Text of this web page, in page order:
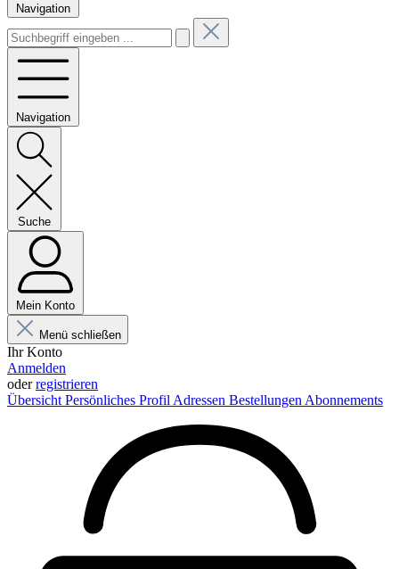
Navigation
Navigation
Suche
Mein Konto
Menü schließen
Ihr Konto
Anmelden
oderregistrieren
Übersicht Persönliches Profil Adressen Bestellungen Abonnements